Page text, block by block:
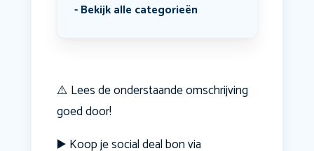
Bekijk alle categorieën
⚠️ Lees de onderstaande omschrijving
goed door!
▶️ Koop je social deal bon via